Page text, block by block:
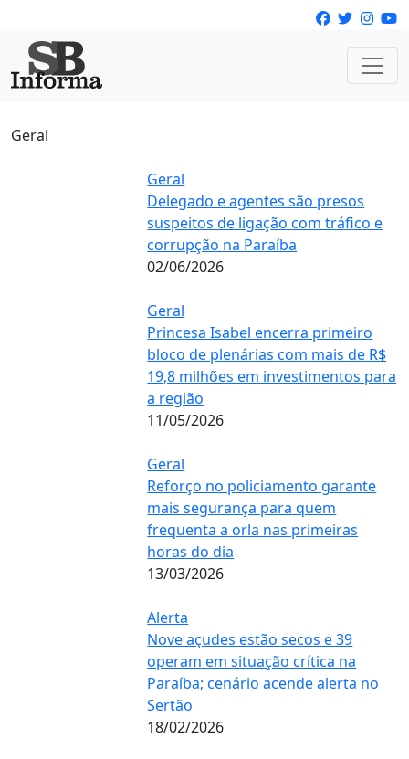
Geral
Geral
Delegado e agentes são presos
suspeitos de ligação com tráfico e
corrupção na Paraíba
02/06/2026
Geral
Princesa Isabel encerra primeiro
bloco de plenárias com mais de R$
19,8 milhões em investimentos para
a região
11/05/2026
Geral
Reforço no policiamento garante
mais segurança para quem
frequenta a orla nas primeiras
horas do dia
13/03/2026
Alerta
Nove açudes estão secos e 39
operam em situação crítica na
Paraíba; cenário acende alerta no
Sertão
18/02/2026